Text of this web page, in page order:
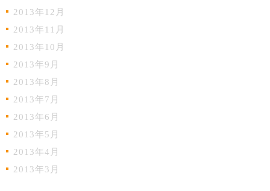
2013年12月
2013年11月
2013年10月
2013年9月
2013年8月
2013年7月
2013年6月
2013年5月
2013年4月
2013年3月